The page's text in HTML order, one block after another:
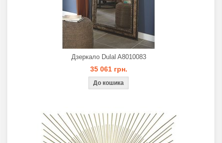
Дзеркало Dulal A8010083
35 061 грн.